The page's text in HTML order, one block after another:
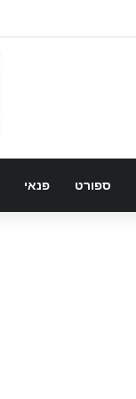
ספורט פנאי